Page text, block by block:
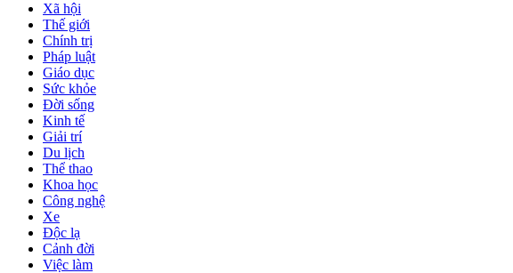
Xã hội
Thế giới
Chính trị
Pháp luật
Giáo dục
Sức khỏe
Đời sống
Kinh tế
Giải trí
Du lịch
Thể thao
Khoa học
Công nghệ
Xe
Độc lạ
Cảnh đời
Việc làm